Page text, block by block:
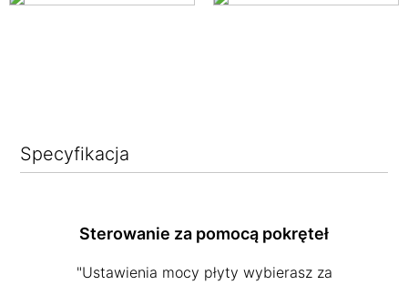
Specyfikacja
Sterowanie za pomocą pokręteł
"Ustawienia mocy płyty wybierasz za